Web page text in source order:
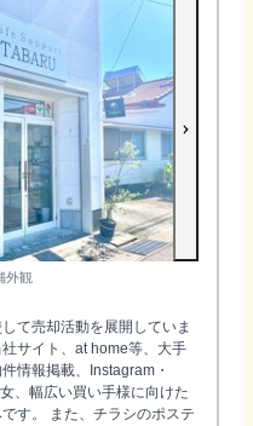
外観
て売却活動を展開していま
サイト、at home等、大手
情報掲載、Instagram・
、幅広い買い手様に向けた
す。 また、チラシのポステ